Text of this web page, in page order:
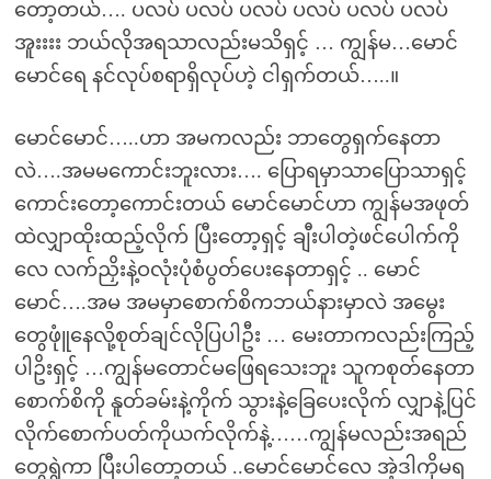
တော့တယ်…. ပလပ် ပလပ် ပလပ် ပလပ် ပလပ် ပလပ်
အူးးးး ဘယ်လိုအရသာလည်းမသိရှင့် … ကျွန်မ…မောင်
မောင်ရေ နင်လုပ်စရာရှိလုပ်ဟဲ့ ငါရှက်တယ်…..။
မောင်မောင်…..ဟာ အမကလည်း ဘာတွေရှက်နေတာ
လဲ….အမမကောင်းဘူးလား…. ပြောရမှာသာပြောသာရှင့်
ကောင်းတော့ကောင်းတယ် မောင်မောင်ဟာ ကျွန်မအဖုတ်
ထဲလျှာထိုးထည့်လိုက် ပြီးတော့ရှင့် ချီးပါတဲ့ဖင်ပေါက်ကို
လေ လက်ညှိးနဲ့ဝလုံးပုံစံပွတ်ပေးနေတာရှင့် .. မောင်
မောင်….အမ အမမှာစောက်စိကဘယ်နားမှာလဲ အမွေး
တွေဖုူံနေလို့စုတ်ချင်လိုပြပါဦး … မေးတာကလည်းကြည့်
ပါဥိးရှင့် …ကျွန်မတောင်မဖြေရသေးဘူး သူကစုတ်နေတာ
စောက်စိကို နူတ်ခမ်းနဲ့ကိုက် သွားနဲ့ခြေပေးလိုက် လျှာနဲ့ပြင်
လိုက်စောက်ပတ်ကိုယက်လိုက်နဲ့……ကျွန်မလည်းအရည်
တွေရွဲကာ ပြီးပါတော့တယ် ..မောင်မောင်လေ အဲ့ဒါကိုမရ